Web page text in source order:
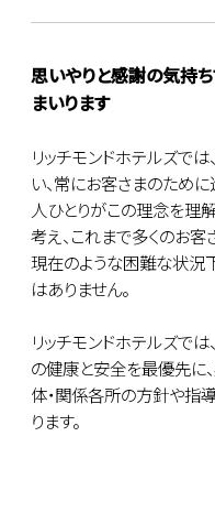
思いやりと感謝の気持
まいります
リッチモンドホテルズで
い、常にお客さまのため
人ひとりがこの理念を理
考え、これまで多くのお客
現在のような困難な状況
はありません。
リッチモンドホテルズで
の健康と安全を最優先に
体・関係各所の方針や指
ります。